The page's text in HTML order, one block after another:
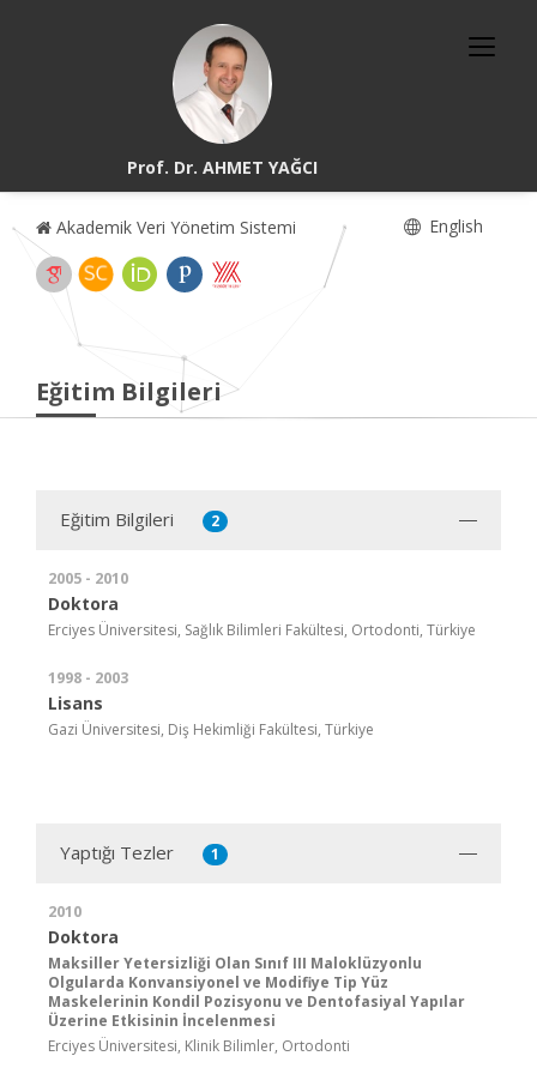
Prof. Dr. AHMET YAĞCI
Akademik Veri Yönetim Sistemi English
Eğitim Bilgileri
Eğitim Bilgileri 2
2005 - 2010
Doktora
Erciyes Üniversitesi, Sağlık Bilimleri Fakültesi, Ortodonti, Türkiye
1998 - 2003
Lisans
Gazi Üniversitesi, Diş Hekimliği Fakültesi, Türkiye
Yaptığı Tezler 1
2010
Doktora
Maksiller Yetersizliği Olan Sınıf III Maloklüzyonlu
Olgularda Konvansiyonel ve Modifiye Tip Yüz
Maskelerinin Kondil Pozisyonu ve Dentofasiyal Yapılar
Üzerine Etkisinin İncelenmesi
Erciyes Üniversitesi, Klinik Bilimler, Ortodonti